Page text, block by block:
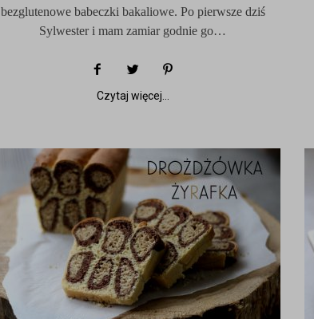
bezglutenowe babeczki bakaliowe. Po pierwsze dziś
Sylwester i mam zamiar godnie go…
Czytaj więcej...